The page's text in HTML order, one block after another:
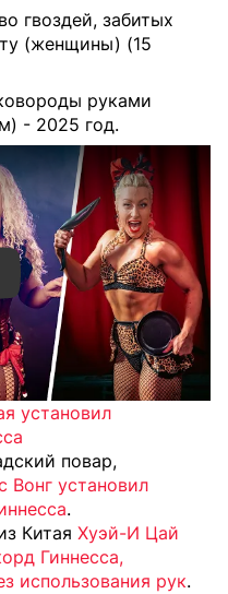
гвоздей, забитых
(женщины) (15
руками
- 2025 год.
видео YouTube
установил
повар,
Вонг установил
.
Китая Хуэй-И Цай
Гиннесса,
использования рук.